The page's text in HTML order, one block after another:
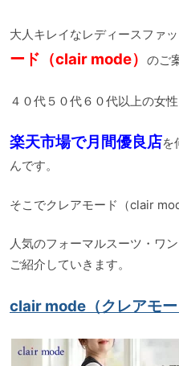
大人キレイなレディースファ
ード（clair mode） のご
４０代５０代６０代以上の女
楽天市場で月間優良店を
んです。
そこでクレアモード（clair
人気のフォーマルスーツ・ワ
ご紹介していきます。
clair mode（クレアモ